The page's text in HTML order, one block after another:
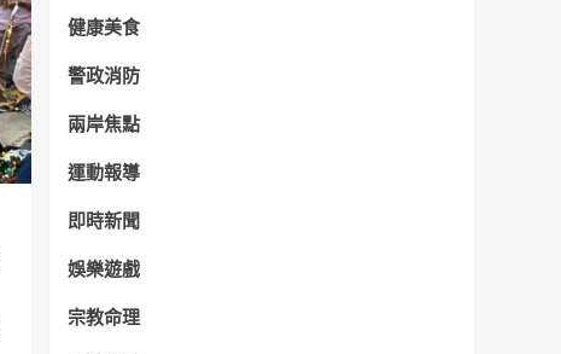
健康美食
警政消防
兩岸焦點
運動報導
即時新聞
娛樂遊戲
宗教命理